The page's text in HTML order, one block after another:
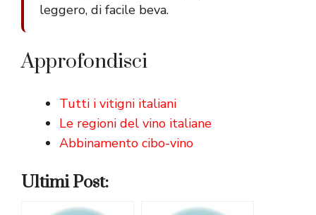
leggero, di facile beva.
Approfondisci
Tutti i vitigni italiani
Le regioni del vino italiane
Abbinamento cibo-vino
Ultimi Post: